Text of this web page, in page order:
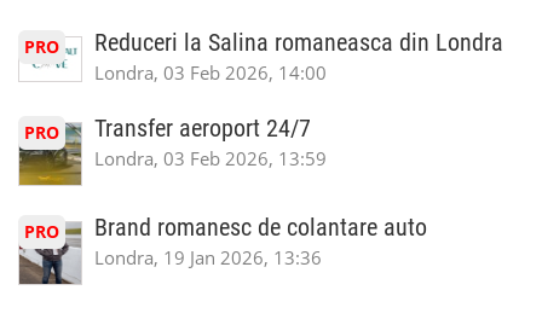
PRO Reduceri la Salina romaneasca din Londra
Londra, 03 Feb 2026, 14:00
PRO Transfer aeroport 24/7
Londra, 03 Feb 2026, 13:59
PRO Brand romanesc de colantare auto
Londra, 19 Jan 2026, 13:36